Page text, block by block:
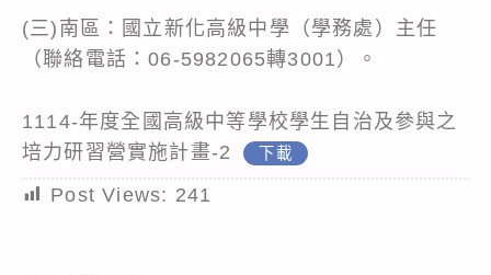
(三)南區：國立新化高級中學（學務處）主任
（聯絡電話：06-5982065轉3001）。
1114-年度全國高級中等學校學生自治及參與之
培力研習營實施計畫-2
下載
Post Views: 241